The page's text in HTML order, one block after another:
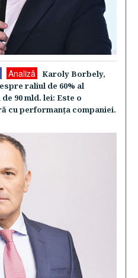
Analiză
Karoly Borbely,
raliul de 60% al
90 mld. lei: Este o
cu performanţa companiei.